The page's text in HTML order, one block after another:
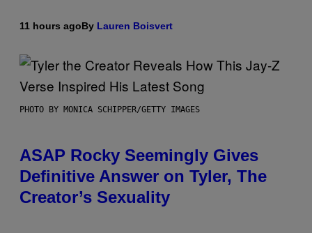
11 hours agoBy Lauren Boisvert
PHOTO BY MONICA SCHIPPER/GETTY IMAGES
ASAP Rocky Seemingly Gives
Definitive Answer on Tyler, The
Creator’s Sexuality